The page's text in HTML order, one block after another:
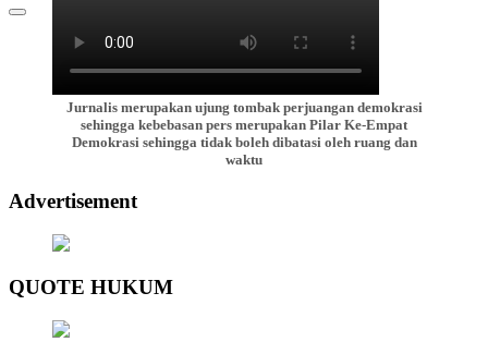
Jurnalis merupakan ujung tombak perjuangan demokrasi
sehingga kebebasan pers merupakan Pilar Ke-Empat
Demokrasi sehingga tidak boleh dibatasi oleh ruang dan
waktu
Advertisement
QUOTE HUKUM